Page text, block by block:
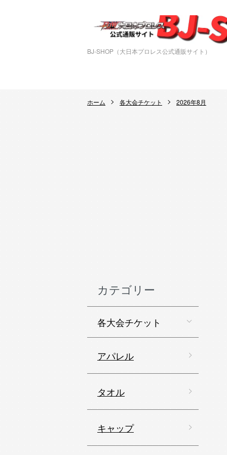
BJ-SHOP（大日本プロレス公式通販サイト）
ホーム 各大会チケット 2026年8月
カテゴリー
各大会チケット
アパレル
タオル
キャップ